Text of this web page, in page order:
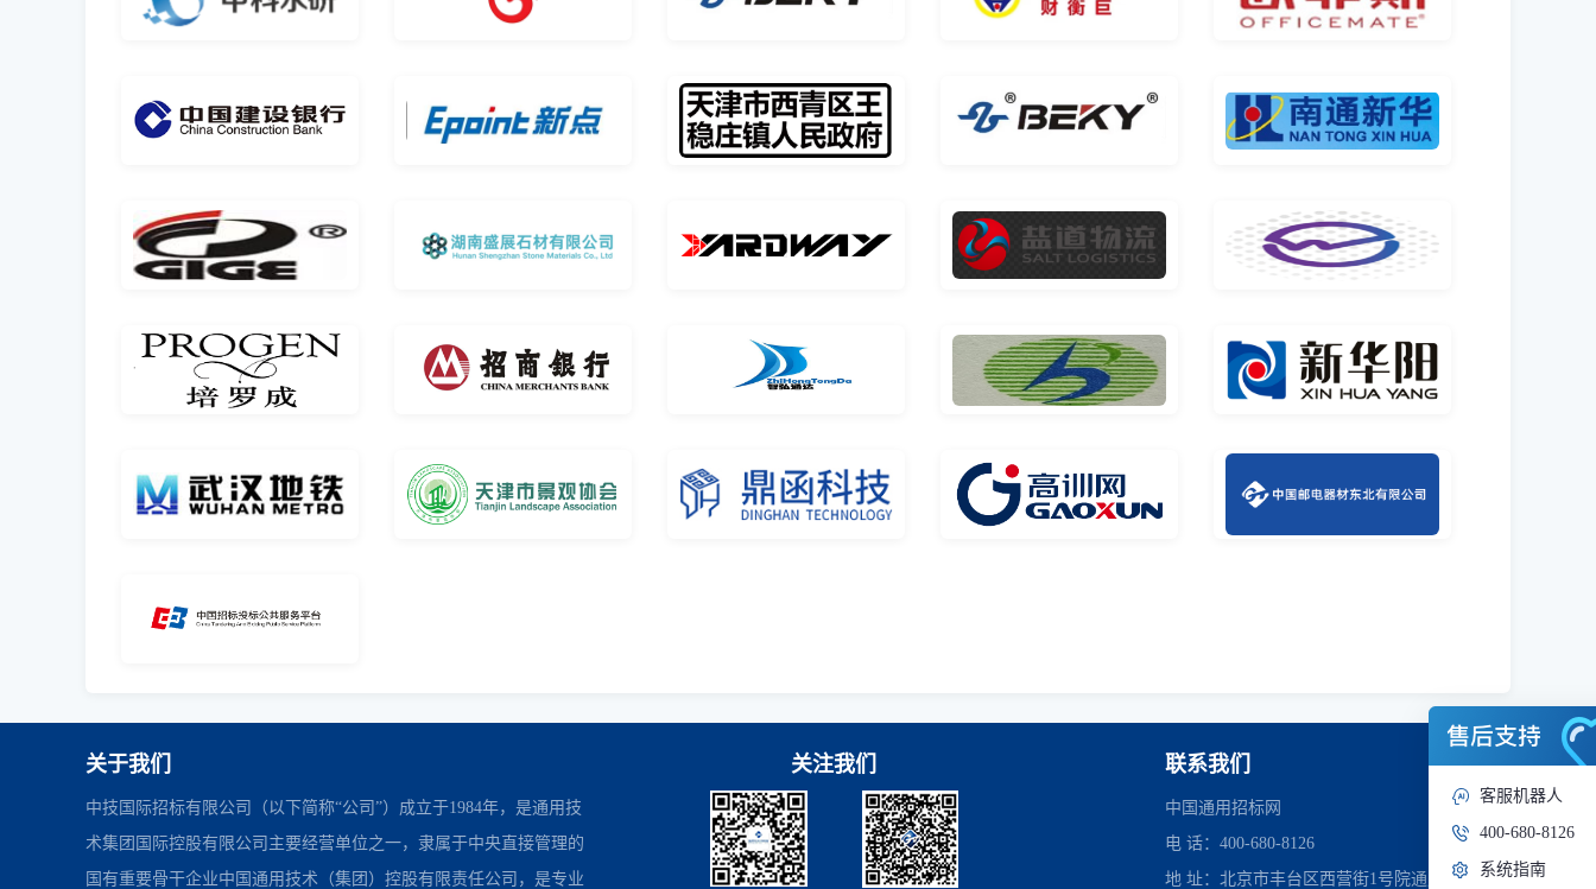
关于我们
中技国际招标有限公司（以下简称“公司”）成立于1984年，是通用技
术集团国际控股有限公司主要经营单位之一，隶属于中央直接管理的
国有重要骨干企业中国通用技术（集团）控股有限责任公司，是专业
关注我们 联系我们
中国通用招标网
电 话：400-680-8126
地 址：北京市丰台区西营街1号院通用时代中心
客服机器人
400-680-8126
系统指南